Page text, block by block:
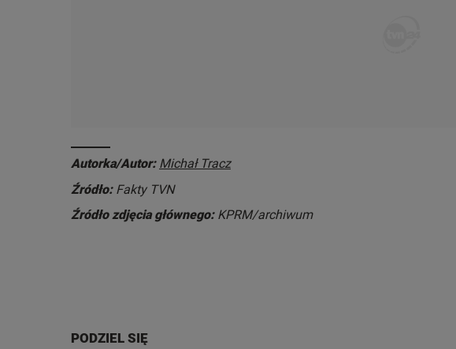
Autorka/Autor: Michał Tracz
Źródło: Fakty TVN
Źródło zdjęcia głównego: KPRM/archiwum
PODZIEL SIĘ